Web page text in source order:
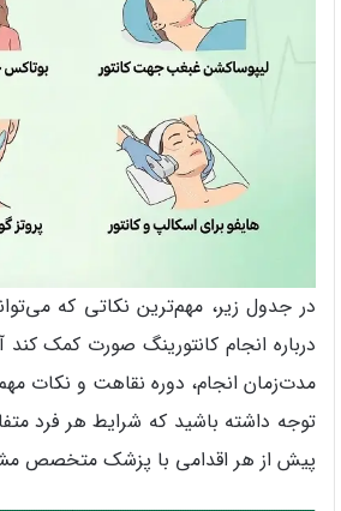
در جدول زیر، مهم‌ترین نکاتی که
درباره انجام کانتورینگ صورت کمک
مدت‌زمان انجام، دوره نقاهت و نکات
توجه داشته باشید که شرایط هر فرد
پیش از هر اقدامی با پزشک متخصص